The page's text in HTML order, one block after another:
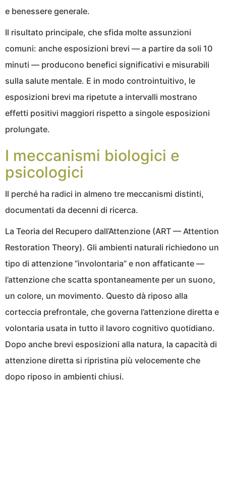
e benessere generale.
Il risultato principale, che sfida molte assunzioni
comuni: anche esposizioni brevi — a partire da soli 10
minuti — producono benefici significativi e misurabili
sulla salute mentale. E in modo controintuitivo, le
esposizioni brevi ma ripetute a intervalli mostrano
effetti positivi maggiori rispetto a singole esposizioni
prolungate.
I meccanismi biologici e
psicologici
Il perché ha radici in almeno tre meccanismi distinti,
documentati da decenni di ricerca.
La Teoria del Recupero dall’Attenzione (ART — Attention
Restoration Theory). Gli ambienti naturali richiedono un
tipo di attenzione “involontaria” e non affaticante —
l’attenzione che scatta spontaneamente per un suono,
un colore, un movimento. Questo dà riposo alla
corteccia prefrontale, che governa l’attenzione diretta e
volontaria usata in tutto il lavoro cognitivo quotidiano.
Dopo anche brevi esposizioni alla natura, la capacità di
attenzione diretta si ripristina più velocemente che
dopo riposo in ambienti chiusi.